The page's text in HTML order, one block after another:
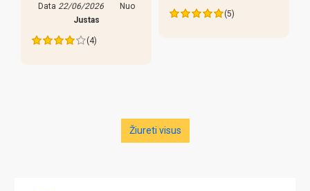
Data 22/06/2026
Nuo
Justas
(4)
(5)
Žiureti visus